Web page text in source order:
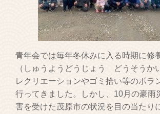
青年会では毎年冬休みに入る時期に修
（しゅうようどうじょう どうそうか
レクリエーションやゴミ拾い等のボラ
行ってきました。しかし、10月の豪雨
害を受けた茂原市の状況を目の当たり